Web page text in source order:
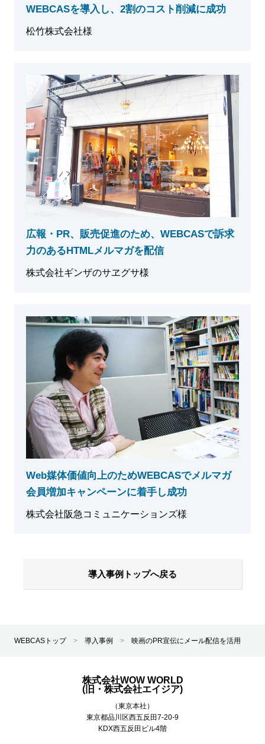
WEBCASを導入し、2割のコスト削減に成功
松竹株式会社様
広報・PR、販売促進のため、WEBCASで訴求
力のあるHTMLメルマガを配信
株式会社ギンザのサヱグサ様
Web媒体価値向上のためWEBCASでメルマガ
会員増加キャンペーンに着手し成功
株式会社阪急コミュニケーションズ様
導入事例トップへ戻る
WEBCASトップ > 導入事例 > 映画のPR宣伝にメール配信を活用
株式会社WOW WORLD
(旧・株式会社エイジア)
（東京本社）
東京都品川区西五反田7-20-9
KDX西五反田ビル4階